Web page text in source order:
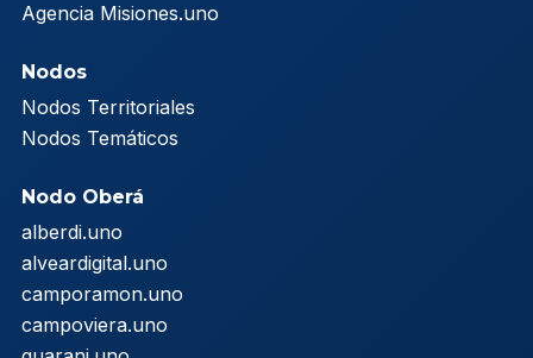
Agencia Misiones.uno
Nodos
Nodos Territoriales
Nodos Temáticos
Nodo Oberá
alberdi.uno
alveardigital.uno
camporamon.uno
campoviera.uno